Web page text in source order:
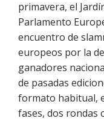
primavera, el
Parlamento
encuentro de
europeos por la
ganadores
de pasadas
formato habitual,
fases, dos rondas